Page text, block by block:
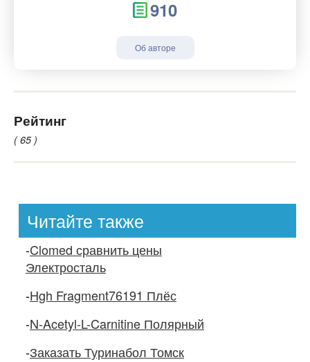
910
Об авторе
Рейтинг
( 65 )
Читайте также
-Clomed сравнить цены
Электросталь
-Hgh Fragment76191 Плёс
-N-Acetyl-L-Carnitine Полярный
-Заказать Туринабол Томск